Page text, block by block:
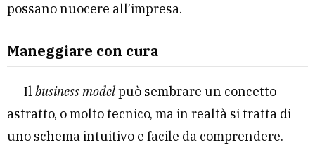
possano nuocere all’impresa.
Maneggiare con cura
Il business modelpuò sembrare un concetto
astratto, o molto tecnico, ma in realtà si tratta di
uno schema intuitivo e facile da comprendere.